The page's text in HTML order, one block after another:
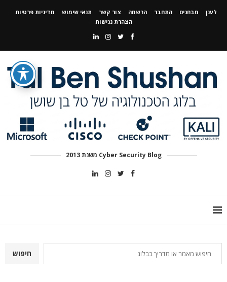
לענן מבחנים התחבר הרשמה צור קשר תנאי שימוש
מדיניות פרטיות
הצהרת נגישות
Cyber Security Blog משנת 2013
חיפוש